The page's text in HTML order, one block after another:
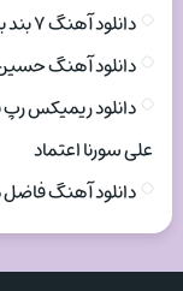
دانلود آهنگ ۷ بند بیرون شهر
دانلود آهنگ
دانلود ریمیکس
علی سورنا اعتماد
دانلود آهنگ